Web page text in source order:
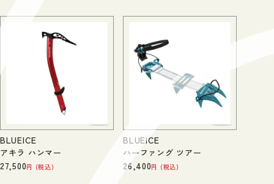
BLUEICE
アキラ ハンマー
27,500 税込
BLUEICE
ハーファング ツアー
26,400 税込